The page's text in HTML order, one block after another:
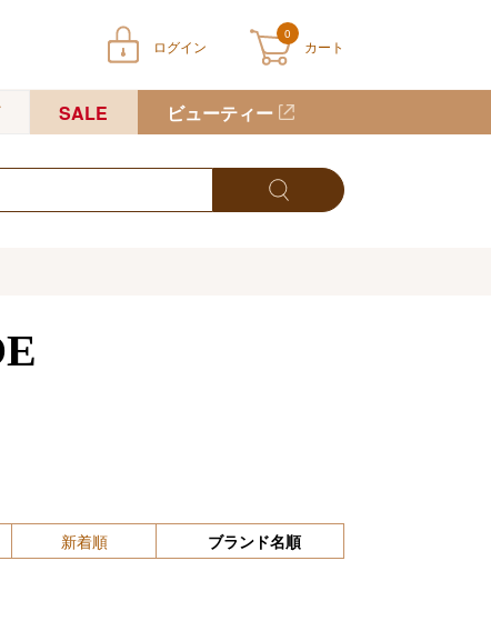
ログイン
0
カート
トに商品が入っていません
SALE ビューティー
新着順 ブランド名順